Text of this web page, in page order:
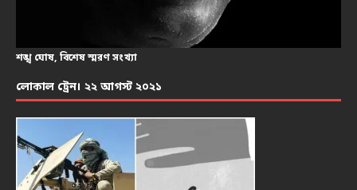
শঙ্খ ঘোষ, বিশেষ স্মরণ সংখ্যা
লোকাল ট্রেন। ২২ আগস্ট ২০২১